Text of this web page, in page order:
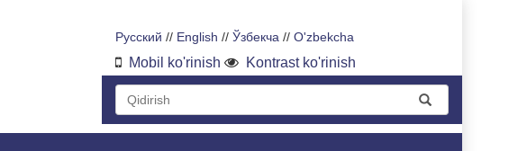
Русский // English // Ўзбекча // O'zbekcha
Mobil ko'rinish Kontrast ko'rinish